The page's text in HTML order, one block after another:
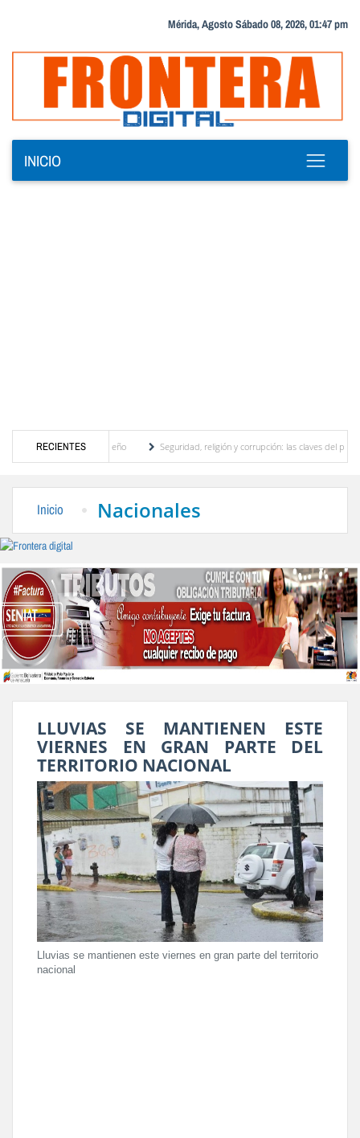
Mérida, Agosto Sábado 08, 2026, 01:47 pm
INICIO
RECIENTES
turístico merideño
Seguridad, religión y corrupción: las claves del primer
Inicio Nacionales
LLUVIAS SE MANTIENEN ESTE
VIERNES EN GRAN PARTE DEL
TERRITORIO NACIONAL
Lluvias se mantienen este viernes en gran parte del territorio
nacional